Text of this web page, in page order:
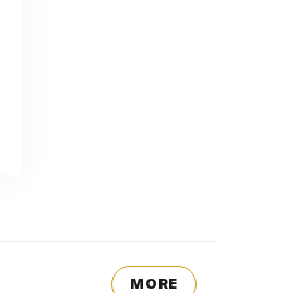
MORE